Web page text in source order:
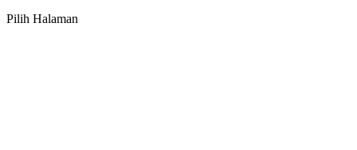
Pilih Halaman